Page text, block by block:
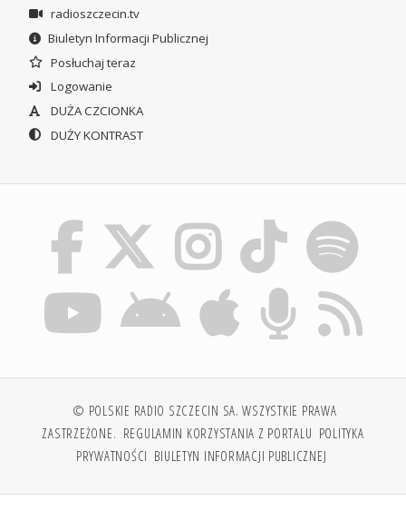
radioszczecin.tv
Biuletyn Informacji Publicznej
Posłuchaj teraz
Logowanie
DUŻA CZCIONKA
DUŻY KONTRAST
© POLSKIE RADIO SZCZECIN SA. WSZYSTKIE PRAWA
ZASTRZEŻONE. REGULAMIN KORZYSTANIA Z PORTALU POLITYKA
PRYWATNOŚCI BIULETYN INFORMACJI PUBLICZNEJ